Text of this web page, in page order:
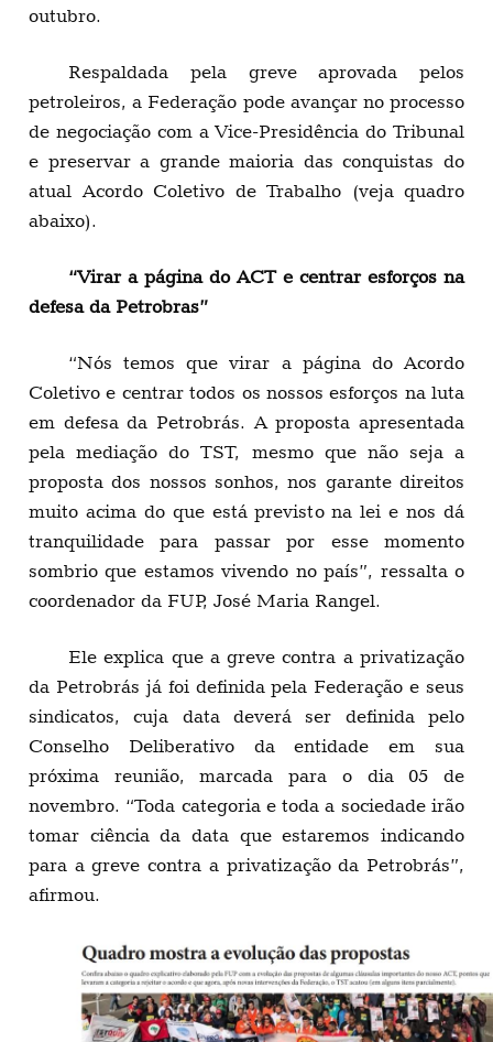
outubro.
Respaldada pela greve aprovada pelos
petroleiros, a Federação pode avançar no processo
de negociação com a Vice-Presidência do Tribunal
e preservar a grande maioria das conquistas do
atual Acordo Coletivo de Trabalho (veja quadro
abaixo).
“Virar a página do ACT e centrar esforços na
defesa da Petrobras”
“Nós temos que virar a página do Acordo
Coletivo e centrar todos os nossos esforços na luta
em defesa da Petrobrás. A proposta apresentada
pela mediação do TST, mesmo que não seja a
proposta dos nossos sonhos, nos garante direitos
muito acima do que está previsto na lei e nos dá
tranquilidade para passar por esse momento
sombrio que estamos vivendo no país”, ressalta o
coordenador da FUP, José Maria Rangel.
Ele explica que a greve contra a privatização
da Petrobrás já foi definida pela Federação e seus
sindicatos, cuja data deverá ser definida pelo
Conselho Deliberativo da entidade em sua
próxima reunião, marcada para o dia 05 de
novembro. “Toda categoria e toda a sociedade irão
tomar ciência da data que estaremos indicando
para a greve contra a privatização da Petrobrás”,
afirmou.